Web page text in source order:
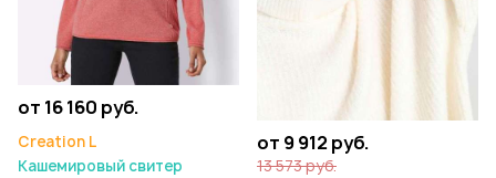
от 16 160 руб.
Creation L
Кашемировый свитер
от 9 912 руб.
13 573 руб.